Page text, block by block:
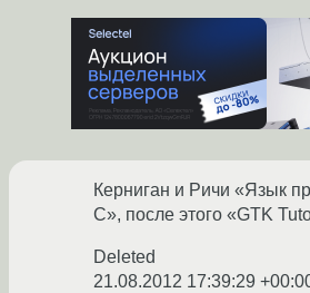
Керниган и Ричи «Язык
С», после этого «GTK
Deleted
21.08.2012 17:39:29